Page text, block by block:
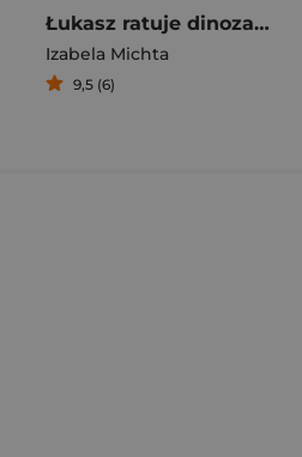
Łukasz ratuje dinozaura, czyli jak się zachować w czasie pożaru
Izabela Michta
9,5 (6)